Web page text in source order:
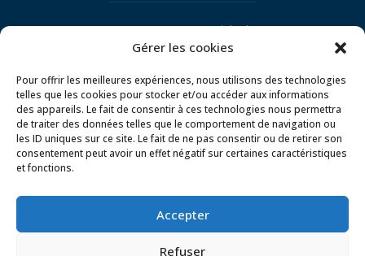
Gérer les cookies
Pour offrir les meilleures expériences, nous utilisons des technologies
telles que les cookies pour stocker et/ou accéder aux informations
des appareils. Le fait de consentir à ces technologies nous permettra
de traiter des données telles que le comportement de navigation ou
les ID uniques sur ce site. Le fait de ne pas consentir ou de retirer son
consentement peut avoir un effet négatif sur certaines caractéristiques
et fonctions.
Accepter
Refuser
Retrouvez nous sur LinkedIn

Mentions légales
Conditions d’utilisation
Politique de gestion des cookies
Politique de confidentialité